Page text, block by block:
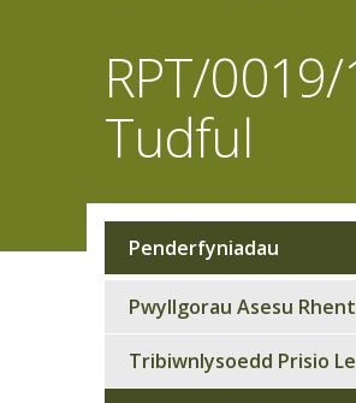
RPT/
Tudful
Sub
navigation
Penderfyniadau
Pwyllgorau Asesu
Tribiwnlysoedd Prisio